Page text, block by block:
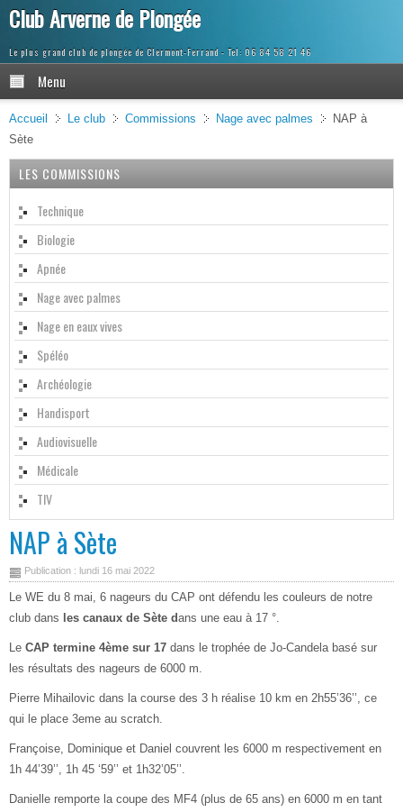
Club Arverne de Plongée
Le plus grand club de plongée de Clermont-Ferrand
Menu
Accueil Le club Commissions Nage avec palmes
NAP à
Sète
LES COMMISSIONS
Technique
Biologie
Apnée
Nage avec palmes
Nage en eaux vives
Spéléo
Archéologie
Handisport
Audiovisuelle
Médicale
TIV
NAP à Sète
Publication : lundi 16 mai 2022
Le WE du 8 mai, 6 nageurs du CAP ont défendu les couleurs de notre
club dans les canaux de Sète dans une eau à 17 °.
Le CAP termine 4ème sur 17 dans le trophée de Jo-Candela basé sur
les résultats des nageurs de 6000 m.
Pierre Mihailovic dans la course des 3 h réalise 10 km en 2h55’36’’, ce
qui le place 3eme au scratch.
Françoise, Dominique et Daniel couvrent les 6000 m respectivement en
1h 44’39’’, 1h 45 ‘59’’ et 1h32’05’’.
Danielle remporte la coupe des MF4 (plus de 65 ans) en 6000 m en tant